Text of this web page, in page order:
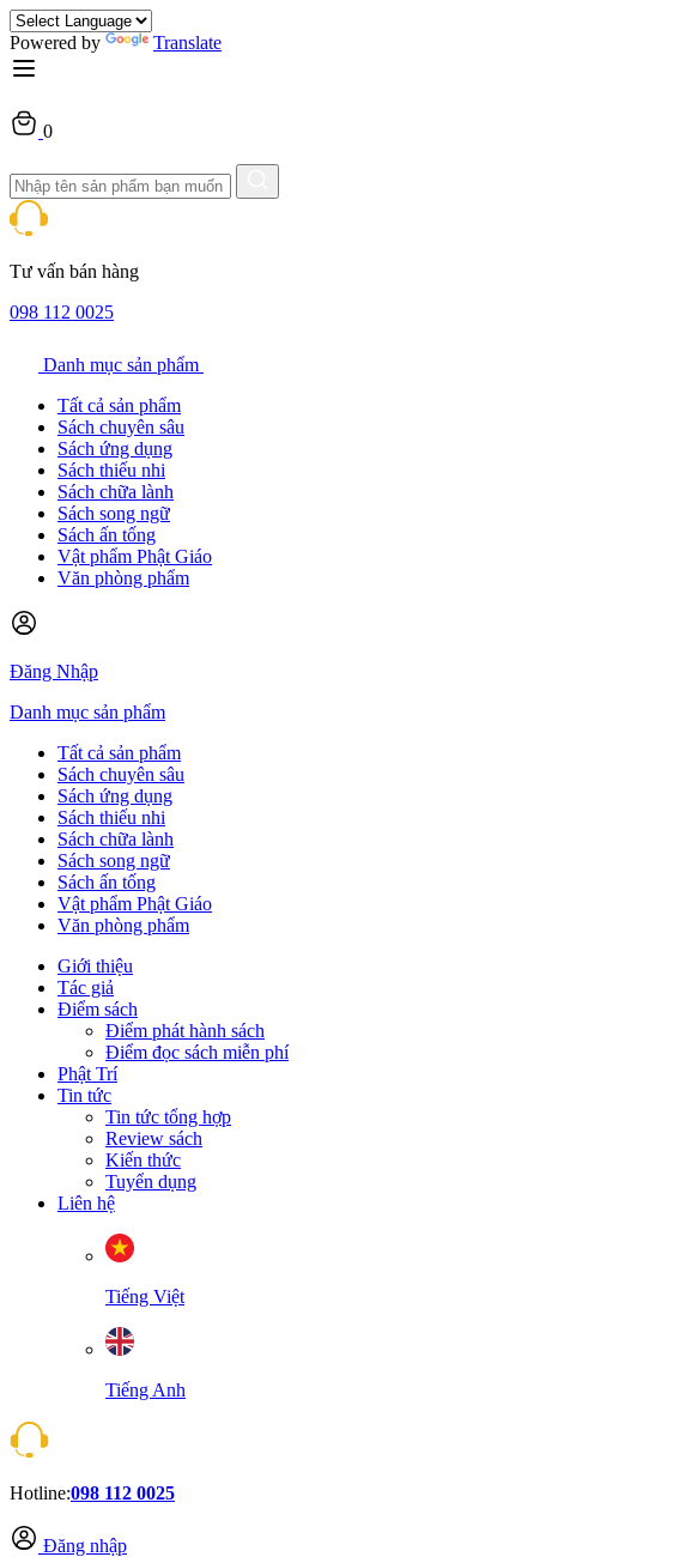
Powered by Translate
0
Tư vấn bán hàng
098 112 0025
Danh mục sản phẩm
Tất cả sản phẩm
Sách chuyên sâu
Sách ứng dụng
Sách thiếu nhi
Sách chữa lành
Sách song ngữ
Sách ấn tống
Vật phẩm Phật Giáo
Văn phòng phẩm
Đăng Nhập
Danh mục sản phẩm
Tất cả sản phẩm
Sách chuyên sâu
Sách ứng dụng
Sách thiếu nhi
Sách chữa lành
Sách song ngữ
Sách ấn tống
Vật phẩm Phật Giáo
Văn phòng phẩm
Giới thiệu
Tác giả
Điểm sách
Điểm phát hành sách
Điểm đọc sách miễn phí
Phật Trí
Tin tức
Tin tức tổng hợp
Review sách
Kiến thức
Tuyển dụng
Liên hệ
Tiếng Việt
Tiếng Anh
Hotline:098 112 0025
Đăng nhập